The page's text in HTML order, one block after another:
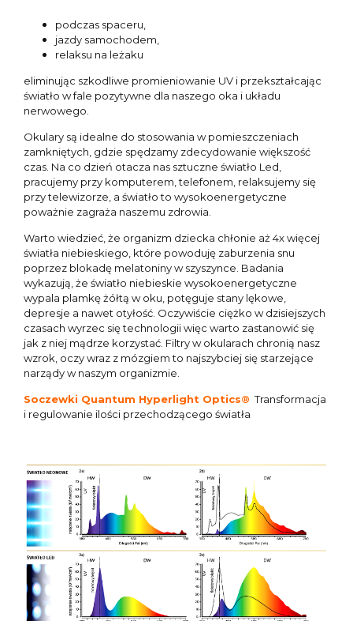
podczas spaceru,
jazdy samochodem,
relaksu na leżaku
eliminując szkodliwe promieniowanie UV i przekształcając
światło w fale pozytywne dla naszego oka i układu
nerwowego.
Okulary są idealne do stosowania w pomieszczeniach
zamkniętych, gdzie spędzamy zdecydowanie większość
czas. Na co dzień otacza nas sztuczne światło Led,
pracujemy przy komputerem, telefonem, relaksujemy się
przy telewizorze, a światło to wysokoenergetyczne
poważnie zagraża naszemu zdrowia.
Warto wiedzieć, że organizm dziecka chłonie aż 4x więcej
światła niebieskiego, które powoduję zaburzenia snu
poprzez blokadę melatoniny w szyszynce. Badania
wykazują, że światło niebieskie wysokoenergetyczne
wypala plamkę żółtą w oku, potęguje stany lękowe,
depresje a nawet otyłość. Oczywiście ciężko w dzisiejszych
czasach wyrzec się technologii więc warto zastanowić się
jak z niej mądrze korzystać. Filtry w okularach chronią nasz
wzrok, oczy wraz z mózgiem to najszybciej się starzejące
narządy w naszym organizmie.
Soczewki Quantum Hyperlight Optics® Transformacja
i regulowanie ilości przechodzącego światła